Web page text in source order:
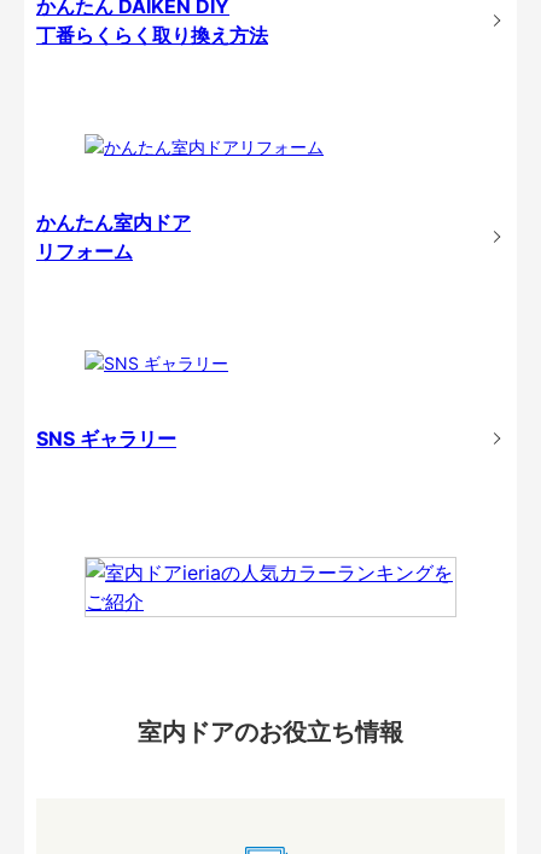
かんたん DAIKEN DIY
丁番らくらく取り換え方法
かんたん室内ドア
リフォーム
SNS ギャラリー
室内ドアのお役立ち情報